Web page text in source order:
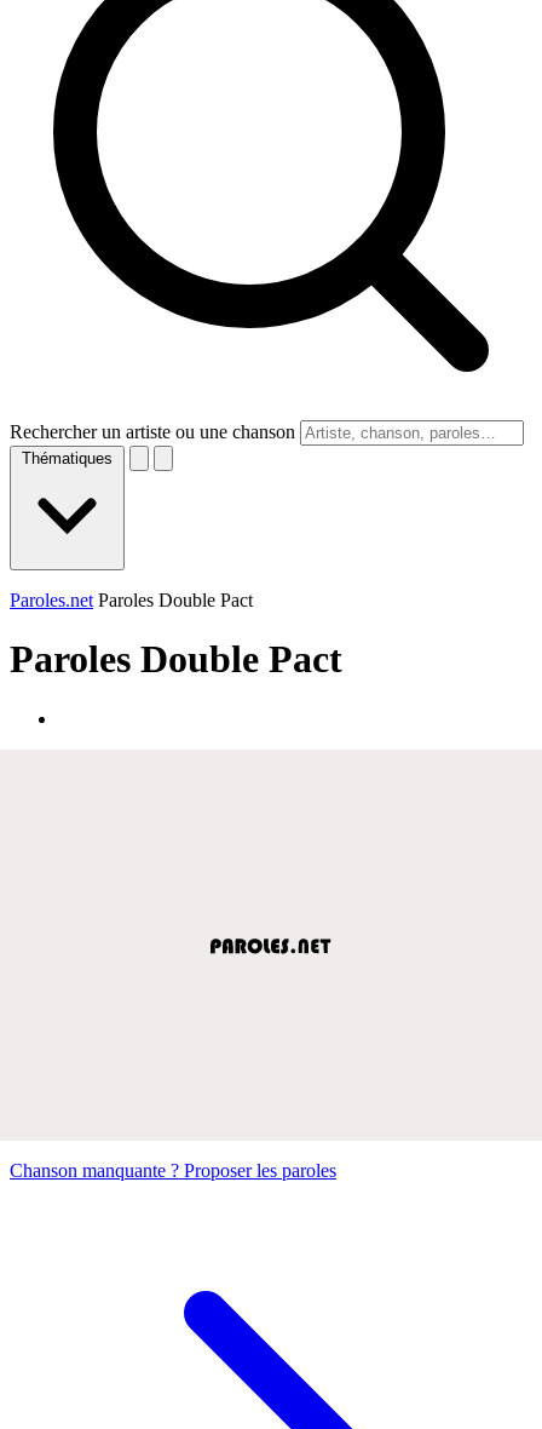
Rechercher un artiste ou une chanson
Thématiques
Paroles.net Paroles Double Pact
Paroles Double Pact
Chanson manquante ? Proposer les paroles